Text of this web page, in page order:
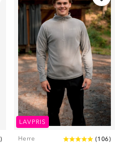
)
LAVPRIS
Herre (106)